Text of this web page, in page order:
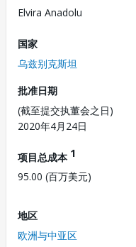
Elvira Anadolu
国家
乌兹别克斯坦
批准日期
(截至提交执董会之日)
2020年4月24日
项目总成本 1
95.00 (百万美元)
地区
欧洲与中亚区